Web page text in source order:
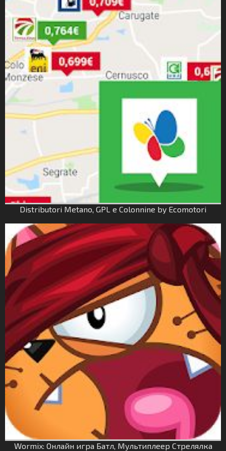
Distributori Metano, GPL e Colonnine by Ecomotori
Wormix: Онлайн игра Батл, Мультиплеер Стрелялка